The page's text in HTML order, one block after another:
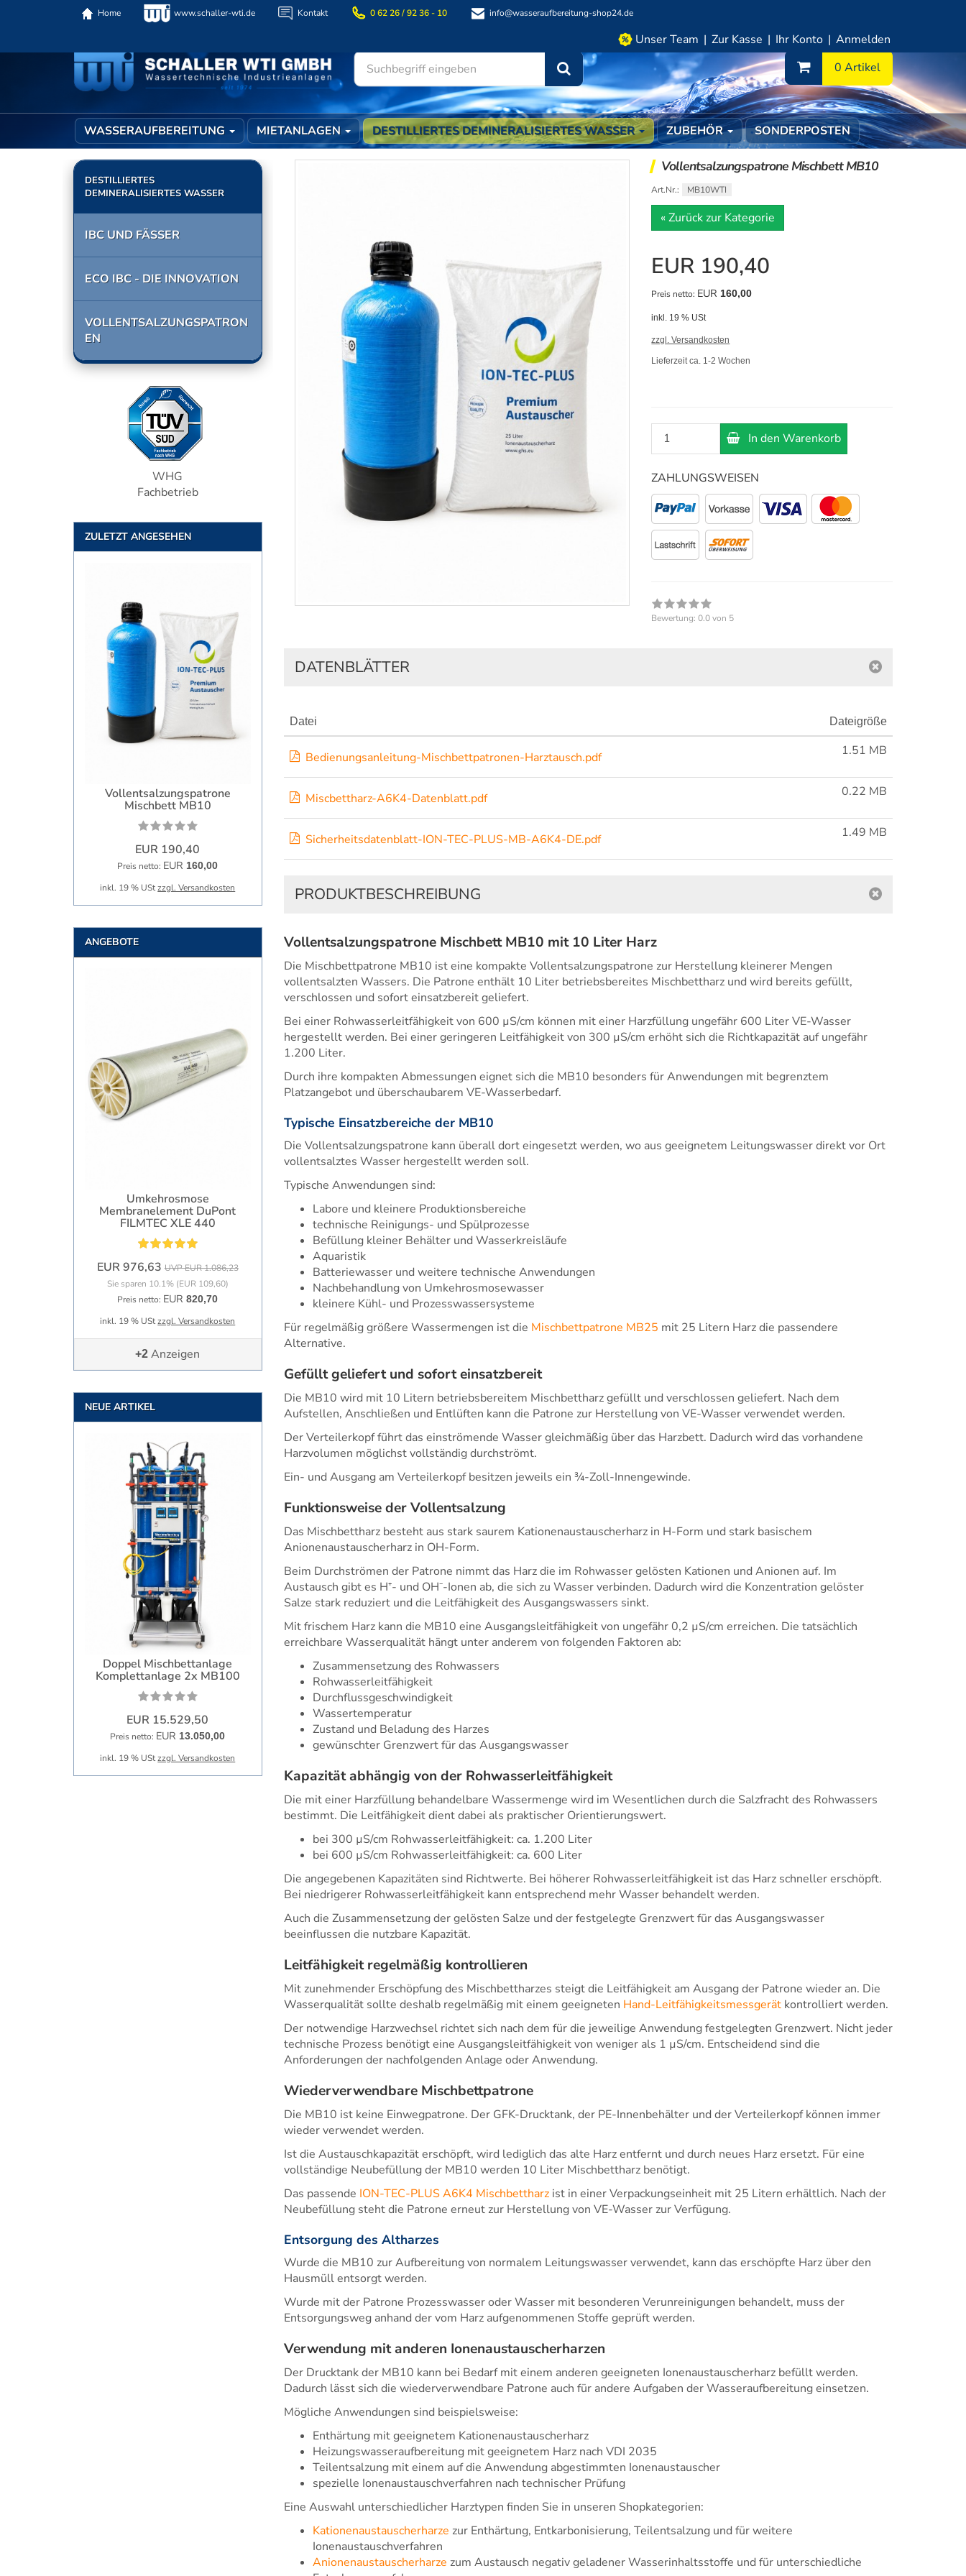
Home www.schaller-wti.de Kontakt 0 62 26 / 92 36 - 10 info@wasseraufbereitung-shop24.de
Unser Team Zur Kasse Ihr Konto Anmelden
Suchen Warenkorb
0 Artikel
WASSERAUFBEREITUNG MIETANLAGEN DESTILLIERTES DEMINERALISIERTES WASSER ZUBEHÖR SONDERPOSTEN
Vollentsalzungspatrone Mischbett MB10
Art.Nr.: MB10WTI
« Zurück zur Kategorie
EUR 190,40
Preis netto: EUR160,00
inkl. 19 % USt
zzgl. Versandkosten
Lieferzeit ca. 1-2 Wochen
In den Warenkorb
ZAHLUNGSWEISEN
Bewertung:0.0von 5
DATENBLÄTTER
Datei Dateigröße
Bedienungsanleitung-Mischbettpatronen-Harztausch.pdf 1.51 MB
Miscbettharz-A6K4-Datenblatt.pdf 0.22 MB
Sicherheitsdatenblatt-ION-TEC-PLUS-MB-A6K4-DE.pdf 1.49 MB
PRODUKTBESCHREIBUNG
Vollentsalzungspatrone Mischbett MB10 mit 10 Liter Harz
Die Mischbettpatrone MB10 ist eine kompakte Vollentsalzungspatrone zur Herstellung kleinerer Mengen
vollentsalzten Wassers. Die Patrone enthält 10 Liter betriebsbereites Mischbettharz und wird bereits gefüllt,
verschlossen und sofort einsatzbereit geliefert.
Bei einer Rohwasserleitfähigkeit von 600 µS/cm können mit einer Harzfüllung ungefähr 600 Liter VE-Wasser
hergestellt werden. Bei einer geringeren Leitfähigkeit von 300 µS/cm erhöht sich die Richtkapazität auf ungefähr
1.200 Liter.
Durch ihre kompakten Abmessungen eignet sich die MB10 besonders für Anwendungen mit begrenztem
Platzangebot und überschaubarem VE-Wasserbedarf.
Typische Einsatzbereiche der MB10
Die Vollentsalzungspatrone kann überall dort eingesetzt werden, wo aus geeignetem Leitungswasser direkt vor Ort
vollentsalztes Wasser hergestellt werden soll.
Typische Anwendungen sind:
Labore und kleinere Produktionsbereiche
technische Reinigungs- und Spülprozesse
Befüllung kleiner Behälter und Wasserkreisläufe
Aquaristik
Batteriewasser und weitere technische Anwendungen
Nachbehandlung von Umkehrosmosewasser
kleinere Kühl- und Prozesswassersysteme
Für regelmäßig größere Wassermengen ist die Mischbettpatrone MB25 mit 25 Litern Harz die passendere
Alternative.
Gefüllt geliefert und sofort einsatzbereit
Die MB10 wird mit 10 Litern betriebsbereitem Mischbettharz gefüllt und verschlossen geliefert. Nach dem
Aufstellen, Anschließen und Entlüften kann die Patrone zur Herstellung von VE-Wasser verwendet werden.
Der Verteilerkopf führt das einströmende Wasser gleichmäßig über das Harzbett. Dadurch wird das vorhandene
Harzvolumen möglichst vollständig durchströmt.
Ein- und Ausgang am Verteilerkopf besitzen jeweils ein ¾-Zoll-Innengewinde.
Funktionsweise der Vollentsalzung
Das Mischbettharz besteht aus stark saurem Kationenaustauscherharz in H-Form und stark basischem
Anionenaustauscherharz in OH-Form.
Beim Durchströmen der Patrone nimmt das Harz die im Rohwasser gelösten Kationen und Anionen auf. Im
Austausch gibt es H⁺- und OH⁻-Ionen ab, die sich zu Wasser verbinden. Dadurch wird die Konzentration gelöster
Salze stark reduziert und die Leitfähigkeit des Ausgangswassers sinkt.
Mit frischem Harz kann die MB10 eine Ausgangsleitfähigkeit von ungefähr 0,2 µS/cm erreichen. Die tatsächlich
erreichbare Wasserqualität hängt unter anderem von folgenden Faktoren ab:
Zusammensetzung des Rohwassers
Rohwasserleitfähigkeit
Durchflussgeschwindigkeit
Wassertemperatur
Zustand und Beladung des Harzes
gewünschter Grenzwert für das Ausgangswasser
Kapazität abhängig von der Rohwasserleitfähigkeit
Die mit einer Harzfüllung behandelbare Wassermenge wird im Wesentlichen durch die Salzfracht des Rohwassers
bestimmt. Die Leitfähigkeit dient dabei als praktischer Orientierungswert.
bei 300 µS/cm Rohwasserleitfähigkeit: ca. 1.200 Liter
bei 600 µS/cm Rohwasserleitfähigkeit: ca. 600 Liter
Die angegebenen Kapazitäten sind Richtwerte. Bei höherer Rohwasserleitfähigkeit ist das Harz schneller erschöpft.
Bei niedrigerer Rohwasserleitfähigkeit kann entsprechend mehr Wasser behandelt werden.
Auch die Zusammensetzung der gelösten Salze und der festgelegte Grenzwert für das Ausgangswasser
beeinflussen die nutzbare Kapazität.
Leitfähigkeit regelmäßig kontrollieren
Mit zunehmender Erschöpfung des Mischbettharzes steigt die Leitfähigkeit am Ausgang der Patrone wieder an. Die
Wasserqualität sollte deshalb regelmäßig mit einem geeigneten Hand-Leitfähigkeitsmessgerätkontrolliert werden.
Der notwendige Harzwechsel richtet sich nach dem für die jeweilige Anwendung festgelegten Grenzwert. Nicht jeder
technische Prozess benötigt eine Ausgangsleitfähigkeit von weniger als 1 µS/cm. Entscheidend sind die
Anforderungen der nachfolgenden Anlage oder Anwendung.
Wiederverwendbare Mischbettpatrone
Die MB10 ist keine Einwegpatrone. Der GFK-Drucktank, der PE-Innenbehälter und der Verteilerkopf können immer
wieder verwendet werden.
Ist die Austauschkapazität erschöpft, wird lediglich das alte Harz entfernt und durch neues Harz ersetzt. Für eine
vollständige Neubefüllung der MB10 werden 10 Liter Mischbettharz benötigt.
Das passende ION-TEC-PLUS A6K4 Mischbettharzist in einer Verpackungseinheit mit 25 Litern erhältlich. Nach der
Neubefüllung steht die Patrone erneut zur Herstellung von VE-Wasser zur Verfügung.
Entsorgung des Altharzes
Wurde die MB10 zur Aufbereitung von normalem Leitungswasser verwendet, kann das erschöpfte Harz über den
Hausmüll entsorgt werden.
Wurde mit der Patrone Prozesswasser oder Wasser mit besonderen Verunreinigungen behandelt, muss der
Entsorgungsweg anhand der vom Harz aufgenommenen Stoffe geprüft werden.
Verwendung mit anderen Ionenaustauscherharzen
Der Drucktank der MB10 kann bei Bedarf mit einem anderen geeigneten Ionenaustauscherharz befüllt werden.
Dadurch lässt sich die wiederverwendbare Patrone auch für andere Aufgaben der Wasseraufbereitung einsetzen.
Mögliche Anwendungen sind beispielsweise:
Enthärtung mit geeignetem Kationenaustauscherharz
Heizungswasseraufbereitung mit geeignetem Harz nach VDI 2035
Teilentsalzung mit einem auf die Anwendung abgestimmten Ionenaustauscher
spezielle Ionenaustauschverfahren nach technischer Prüfung
Eine Auswahl unterschiedlicher Harztypen finden Sie in unseren Shopkategorien:
Kationenaustauscherharze zur Enthärtung, Entkarbonisierung, Teilentsalzung und für weitere
Ionenaustauschverfahren
Anionenaustauscherharze zum Austausch negativ geladener Wasserinhaltsstoffe und für unterschiedliche
DESTILLIERTES
DEMINERALISIERTES WASSER
IBC UND FÄSSER
ECO IBC - DIE INNOVATION
VOLLENTSALZUNGSPATRON
EN
WHG
Fachbetrieb
ZULETZT ANGESEHEN
Vollentsalzungspatrone
Mischbett MB10
EUR 190,40
Preis netto: EUR 160,00
inkl. 19 % UStzzgl. Versandkosten
ANGEBOTE
Umkehrosmose
Membranelement DuPont
FILMTEC XLE 440
EUR 976,63 UVP EUR 1.086,23
Sie sparen 10.1% (EUR 109,60)
Preis netto: EUR820,70
inkl. 19 % UStzzgl. Versandkosten
+2 Anzeigen
NEUE ARTIKEL
Doppel Mischbettanlage
Komplettanlage 2x MB100
EUR 15.529,50
Preis netto: EUR 13.050,00
inkl. 19 % UStzzgl. Versandkosten